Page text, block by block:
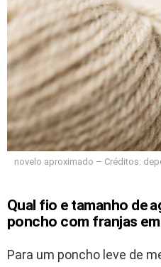
novelo aproximado – Créditos:
Qual fio e tamanho de
poncho com franjas
Para um poncho leve de